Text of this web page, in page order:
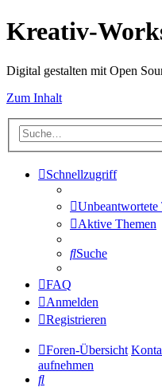
Kreativ-
Digital gestalten mit Open
Zum Inhalt
Schnellzugriff
Unbeantwortete
Aktive Themen
Suche
FAQ
Anmelden
Registrieren
Foren-Übersicht
aufnehmen
Suche